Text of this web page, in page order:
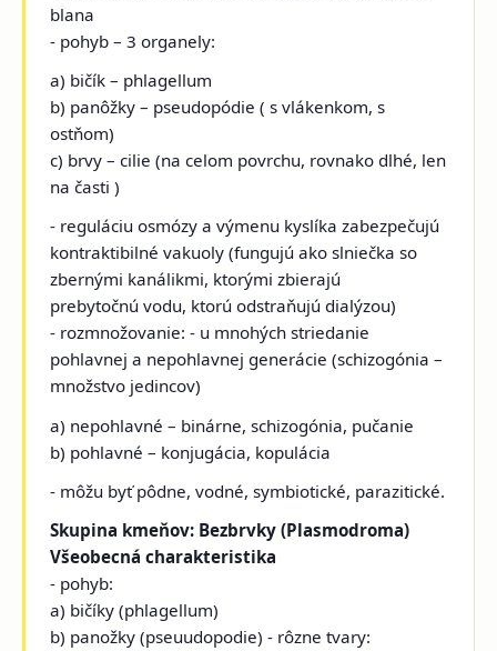
blana
- pohyb – 3 organely:
a) bičík – phlagellum
b) panôžky – pseudopódie ( s vlákenkom, s
ostňom)
c) brvy – cilie (na celom povrchu, rovnako dlhé, len
na časti )
- reguláciu osmózy a výmenu kyslíka zabezpečujú
kontraktibilné vakuoly (fungujú ako slniečka so
zbernými kanálikmi, ktorými zbierajú
prebytočnú vodu, ktorú odstraňujú dialýzou)
- rozmnožovanie: - u mnohých striedanie
pohlavnej a nepohlavnej generácie (schizogónia –
množstvo jedincov)
a) nepohlavné – binárne, schizogónia, pučanie
b) pohlavné – konjugácia, kopulácia
- môžu byť pôdne, vodné, symbiotické, parazitické.
Skupina kmeňov: Bezbrvky (Plasmodroma)
Všeobecná charakteristika
- pohyb:
a) bičíky (phlagellum)
b) panožky (pseuudopodie) - rôzne tvary: